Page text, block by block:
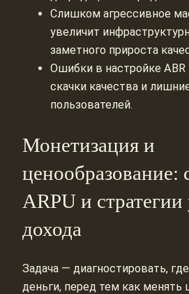
Слишком агрессивное
увеличит
заметного прироста
Ошибки в настройке
скачки качества и
пользователей.
Монетизация и
ценообразование:
ARPU и
дохода
Задача — диагностировать,
деньги, перед тем как менять